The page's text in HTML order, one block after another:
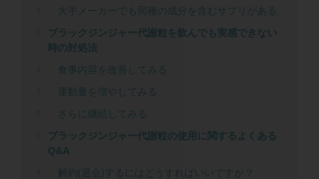
大手メーカーでも同種の成分を含むサプリがある
ブラックジンジャー代謝粒を飲んでも実感できない
時の対処法
食事内容を改善してみる
運動量を増やしてみる
さらに継続してみる
ブラックジンジャー代謝粒の使用に関するよくある
Q&A
解約(退会)するにはどうすればいいですか？